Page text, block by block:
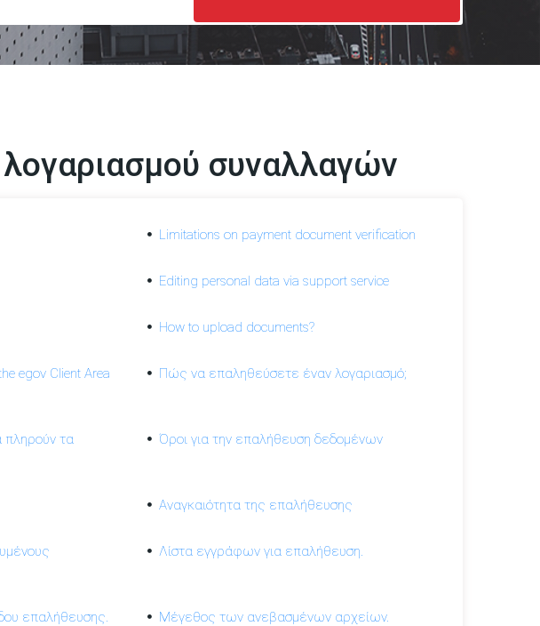
συναλλαγών
Limitations on payment document verification
Editing personal data via support service
How to upload documents?
egov Client Area
Πώς να επαληθεύσετε έναν λογαριασμό;
πληρούν τα
Όροι για την επαλήθευση δεδομένων
Αναγκαιότητα της επαλήθευσης
Λίστα εγγράφων για επαλήθευση.
επαλήθευσης. Μέγεθος των ανεβασμένων αρχείων.